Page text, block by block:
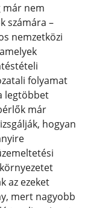
már nem
számára –
nemzetközi
folyamat
legtöbbet
már
hogyan
az ezeket
mert nagyobb